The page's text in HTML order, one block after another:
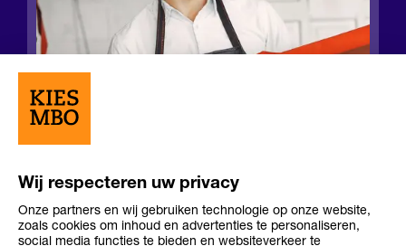
Opleiding
niveau
Niveau 4
Opleiding
duur
3-4 jaar
Wij respecteren uw privacy
Onze partners en wij gebruiken technologie op onze website,
zoals cookies om inhoud en advertenties te personaliseren,
social media functies te bieden en websiteverkeer te